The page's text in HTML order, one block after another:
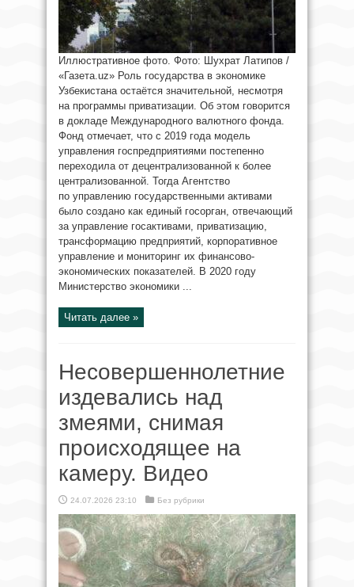
Иллюстративное фото. Фото: Шухрат Латипов /
«Газета.uz» Роль государства в экономике
Узбекистана остаётся значительной, несмотря
на программы приватизации. Об этом говорится
в докладе Международного валютного фонда.
Фонд отмечает, что с 2019 года модель
управления госпредприятиями постепенно
переходила от децентрализованной к более
централизованной. Тогда Агентство
по управлению государственными активами
было создано как единый госорган, отвечающий
за управление госактивами, приватизацию,
трансформацию предприятий, корпоративное
управление и мониторинг их финансово-
экономических показателей. В 2020 году
Министерство экономики ...
Читать далее »
Несовершеннолетние
издевались над
змеями, снимая
происходящее на
камеру. Видео
24.07.2026 23:10 Без рубрики